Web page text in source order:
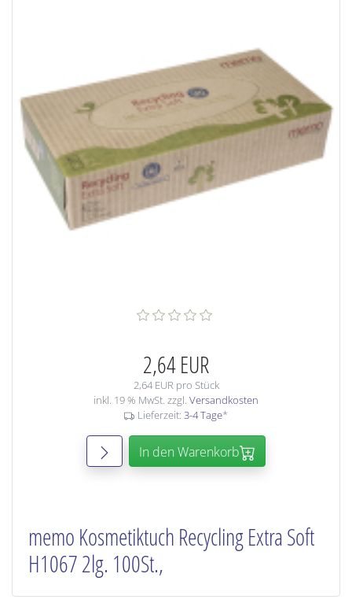
2,64 EUR
2,64 EUR pro Stück
inkl. 19 % MwSt. zzgl. Versandkosten
Lieferzeit: 3-4 Tage*
In den Warenkorb
memo Kosmetiktuch Recycling Extra Soft
H1067 2lg. 100St.,